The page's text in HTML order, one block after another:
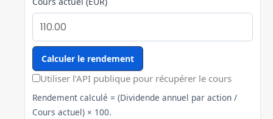
Calculer le rendement
Utiliser l’API publique pour récupérer le cours
Rendement calculé = (Dividende annuel par action /
Cours actuel) × 100.